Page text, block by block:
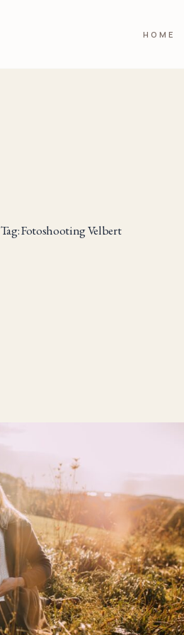
HOME
Tag: Fotoshooting Velbert